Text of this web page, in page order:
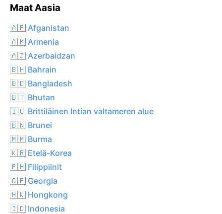
Maat Aasia
🇦🇫 Afganistan
🇦🇲 Armenia
🇦🇿 Azerbaidzan
🇧🇭 Bahrain
🇧🇩 Bangladesh
🇧🇹 Bhutan
🇮🇴 Brittiläinen Intian valtameren alue
🇧🇳 Brunei
🇲🇲 Burma
🇰🇷 Etelä-Korea
🇵🇭 Filippiinit
🇬🇪 Georgia
🇭🇰 Hongkong
🇮🇩 Indonesia